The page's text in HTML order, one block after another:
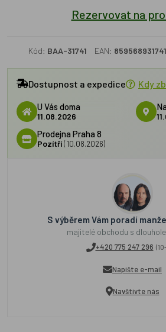
Rezervovat na
Kód: BAA-31741 EAN:
Dostupnost a expedice Kdy
U Vás doma
11.08.2026
Prodejna Praha 8
Pozítří(10.08.2026)
S výběrem Vám poradí
majitelé obchodu s
+420 775 247 296
Napište e-mail
Navštivte nás